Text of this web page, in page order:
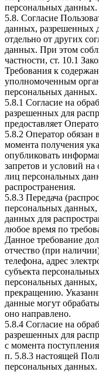
персональных данных.
5.8. Согласие
данных, разрешенных
отдельно от других
данных. При этом
частности, ст. 10.1
Требования к
уполномоченным
персональных данных.
5.8.1 Согласие на
разрешенных для
предоставляет
5.8.2 Оператор обязан
момента получения
опубликовать
запретов и условий
лиц персональных
распространения.
5.8.3 Передача
персональных
данных для
любое время по
Данное требование
отчество (при
телефона, адрес
субъекта
персональных
прекращению.
данные могут
оно направлено.
5.8.4 Согласие на
разрешенных для
с момента
п. 5.8.3 настоящей
персональных данных.